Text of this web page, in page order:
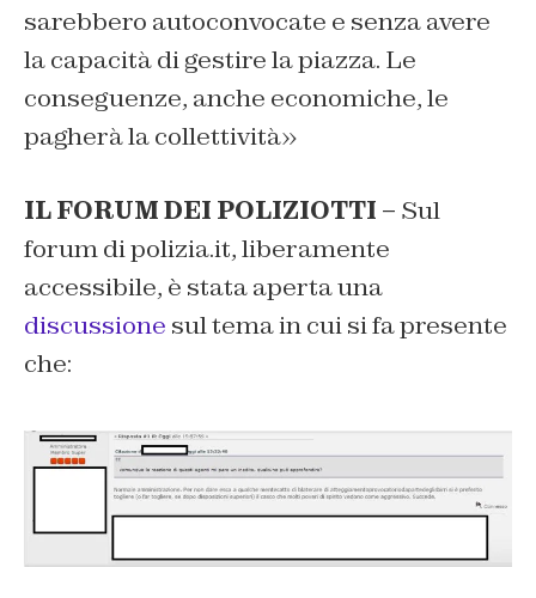
sarebbero autoconvocate e senza avere
la capacità di gestire la piazza. Le
conseguenze, anche economiche, le
pagherà la collettività»
IL FORUM DEI POLIZIOTTI – Sul
forum di polizia.it, liberamente
accessibile, è stata aperta una
discussione sul tema in cui si fa presente
che: